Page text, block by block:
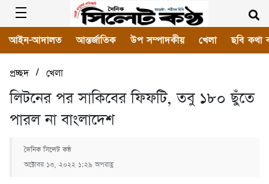
আইন-আদালত আন্তর্জাতিক উপ সম্পাদকীয় খেলা ছবি কথা
প্রচ্ছদ/ খেলা
লিটনের পর সাকিবের ফিফটি, তবু ১৮০ ছুঁতে
পারল না বাংলাদেশ
দৈনিক সিলেট কন্ঠ
অক্টোবর ১৩, ২০২২ ১:২৯ অপরাহ্ণ